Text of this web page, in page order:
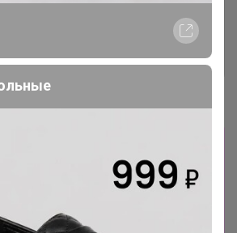
15.6K
разделов здесь
Все заказы будут
закупку. -----------------------
на сайтеwww.sima-land.ru